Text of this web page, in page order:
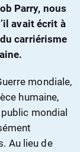
Parry, nous
avait écrit à
carriérisme
mondiale,
humaine,
mondial
Au lieu de